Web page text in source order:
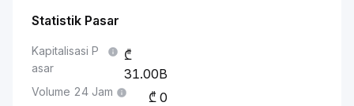
Statistik Pasar
Kapitalisasi P
asar
31.00B
Volume 24 Jam 0